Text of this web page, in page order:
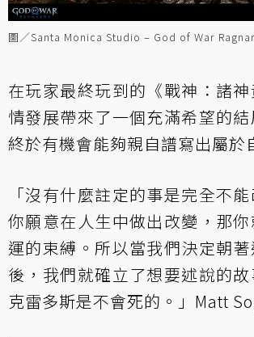
圖／Santa Monica Studio – God of War
在玩家最終玩到的《戰神：諸
情發展帶來了一個充滿希望的
終於有機會能夠親自譜寫出屬於
「沒有什麼註定的事是完全不
你願意在人生中做出改變，那
運的束縛。所以當我們決定朝
後，我們就確立了想要述說的
克雷多斯是不會死的。」Matt